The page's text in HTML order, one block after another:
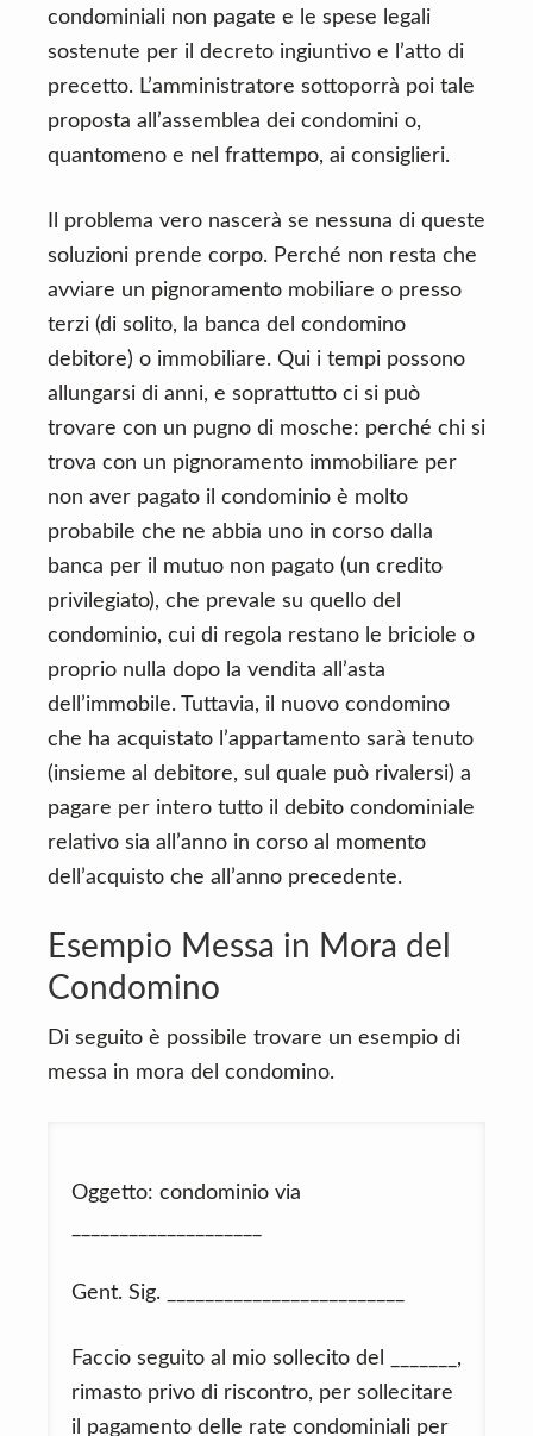
condominiali non pagate e le spese legali
sostenute per il decreto ingiuntivo e l’atto di
precetto. L’amministratore sottoporrà poi tale
proposta all’assemblea dei condomini o,
quantomeno e nel frattempo, ai consiglieri.
Il problema vero nascerà se nessuna di queste
soluzioni prende corpo. Perché non resta che
avviare un pignoramento mobiliare o presso
terzi (di solito, la banca del condomino
debitore) o immobiliare. Qui i tempi possono
allungarsi di anni, e soprattutto ci si può
trovare con un pugno di mosche: perché chi si
trova con un pignoramento immobiliare per
non aver pagato il condominio è molto
probabile che ne abbia uno in corso dalla
banca per il mutuo non pagato (un credito
privilegiato), che prevale su quello del
condominio, cui di regola restano le briciole o
proprio nulla dopo la vendita all’asta
dell’immobile. Tuttavia, il nuovo condomino
che ha acquistato l’appartamento sarà tenuto
(insieme al debitore, sul quale può rivalersi) a
pagare per intero tutto il debito condominiale
relativo sia all’anno in corso al momento
dell’acquisto che all’anno precedente.
Esempio Messa in Mora del
Condomino
Di seguito è possibile trovare un esempio di
messa in mora del condomino.
Oggetto: condominio via
Gent. Sig. _________________________
Faccio seguito al mio sollecito del _______,
rimasto privo di riscontro, per sollecitare
il pagamento delle rate condominiali per